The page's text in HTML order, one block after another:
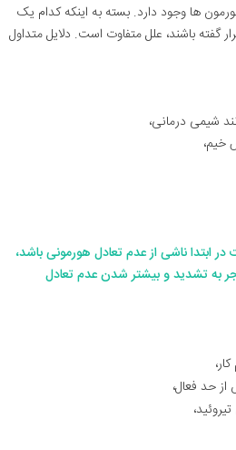
ها وجود دارد. بسته به اینکه کدام یک
گفته باشند، علل متفاوت است. دلایل متداول
شیمی درمانی،
خیم،
ابتدا ناشی از عدم تعادل هورمونی باشد،
به تشدید و بیشتر شدن عدم تعادل
از حد فعال،